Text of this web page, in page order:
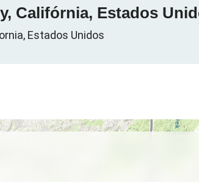
Califórnia, Estados
Estados Unidos